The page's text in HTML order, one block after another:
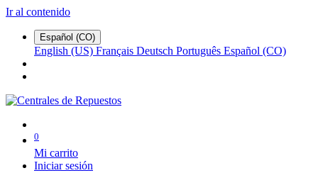
Ir al contenido
Español (CO)
English (US) Français Deutsch Português Español (CO)
0
Mi carrito
Iniciar sesión